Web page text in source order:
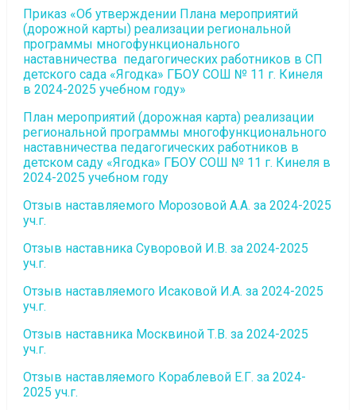
Приказ «Об утверждении Плана мероприятий
(дорожной карты) реализации региональной
программы многофункционального
наставничества педагогических работников в СП
детского сада «Ягодка» ГБОУ СОШ № 11 г. Кинеля
в 2024-2025 учебном году»
План мероприятий (дорожная карта) реализации
региональной программы многофункционального
наставничества педагогических работников в
детском саду «Ягодка» ГБОУ СОШ № 11 г. Кинеля в
2024-2025 учебном году
Отзыв наставляемого Морозовой А.А. за 2024-2025
уч.г.
Отзыв наставника Суворовой И.В. за 2024-2025
уч.г.
Отзыв наставляемого Исаковой И.А. за 2024-2025
уч.г.
Отзыв наставника Москвиной Т.В. за 2024-2025
уч.г.
Отзыв наставляемого Кораблевой Е.Г. за 2024-
2025 уч.г.